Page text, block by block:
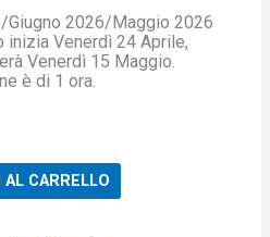
Giugno 2026/Maggio 2026
Venerdì 24 Aprile,
Venerdì 15 Maggio.
è di 1 ora.
AL CARRELLO